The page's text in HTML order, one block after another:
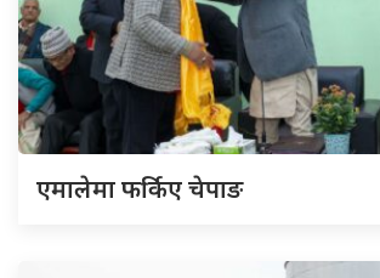
एमालेमा फर्किए चेपाङ